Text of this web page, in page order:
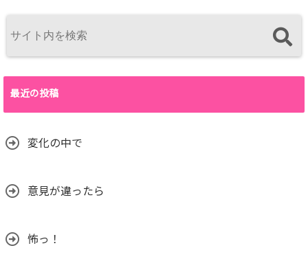
最近の投稿
変化の中で
意見が違ったら
怖っ！